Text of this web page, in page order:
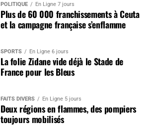
POLITIQUE En Ligne 7 jours
Plus de 60 000 franchissements à Ceuta
et la campagne française s’enflamme
SPORTS En Ligne 6 jours
La folie Zidane vide déjà le Stade de
France pour les Bleus
FAITS DIVERS En Ligne 5 jours
Deux régions en flammes, des pompiers
toujours mobilisés